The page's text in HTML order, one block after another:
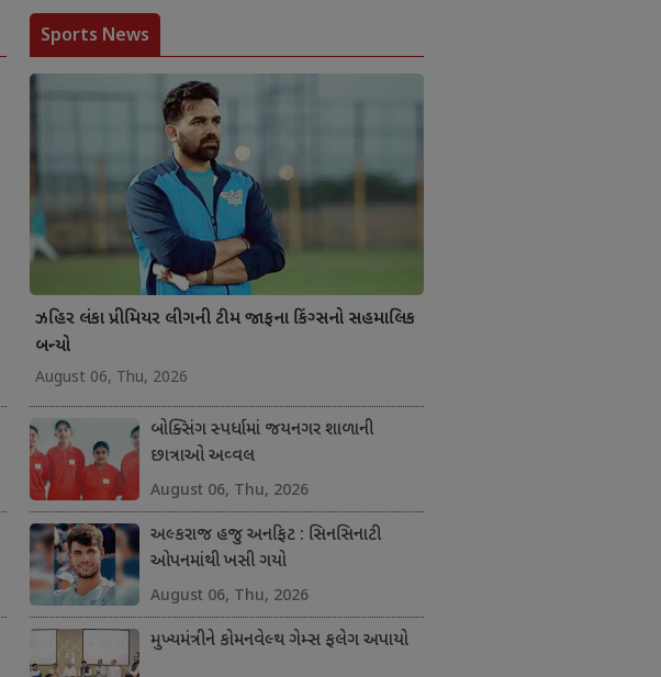
Sports News
ઝહિર લંકા પ્રીમિયર લીગની ટીમ જાફના કિંગ્સનો સહમાલિક
બન્યો
August 06, Thu, 2026
બોક્સિંગ સ્પર્ધામાં જયનગર શાળાની
છાત્રાઓ અવ્વલ
August 06, Thu, 2026
અલ્કરાજ હજુ અનફિટ : સિનસિનાટી
ઓપનમાંથી ખસી ગયો
August 06, Thu, 2026
મુખ્યમંત્રીને કોમનવેલ્થ ગેમ્સ ફલેગ અપાયો